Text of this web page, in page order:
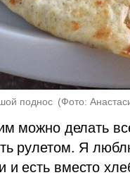
поднос (Фото:
можно делать
рулетом. Я
и есть вместо